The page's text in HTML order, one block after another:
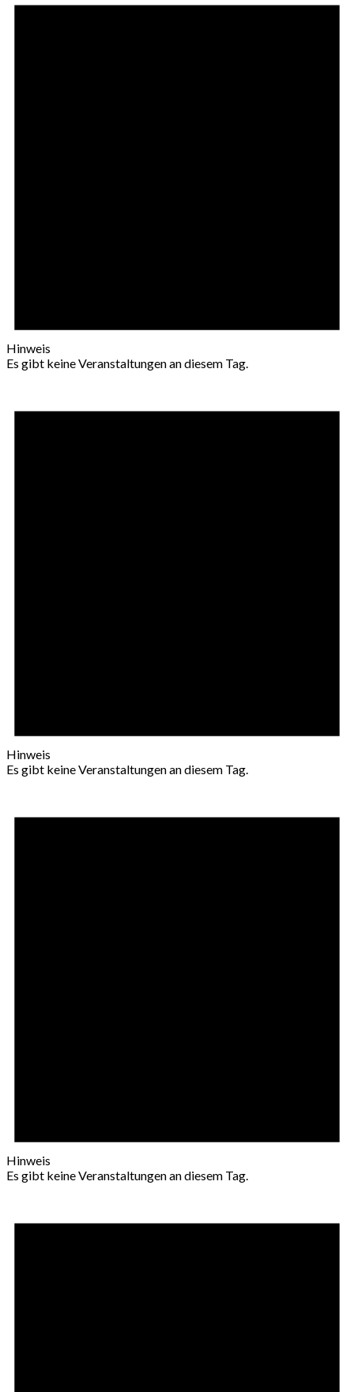
Hinweis
Es gibt keine Veranstaltungen an diesem Tag.
Hinweis
Es gibt keine Veranstaltungen an diesem Tag.
Hinweis
Es gibt keine Veranstaltungen an diesem Tag.